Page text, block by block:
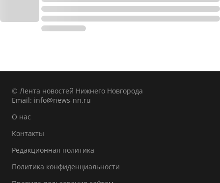
© Лента новостей Нижнего Новгорода
Email: info@news-nn.ru
О нас
Контакты
Редакционная политика
Политика конфиденциальности